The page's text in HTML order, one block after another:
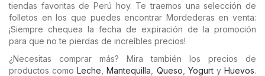
tiendas favoritas de Perú hoy. Te traemos una selección de
folletos en los que puedes encontrar Mordederas en venta:
¡Siempre chequea la fecha de expiración de la promoción
para que no te pierdas de increíbles precios!
¿Necesitas comprar más? Mira también los precios de
productos comoLeche ,Mantequilla Queso YogurtyHuevos.